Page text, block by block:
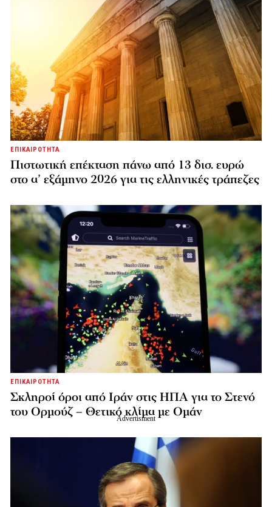
ΕΠΙΚΑΙΡΟΤΗΤΑ
Πιστωτική επέκταση πάνω από 13 δισ. ευρώ
στο α’ εξάμηνο 2026 για τις ελληνικές τράπεζες
ΕΠΙΚΑΙΡΟΤΗΤΑ
Σκληροί όροι από Ιράν στις ΗΠΑ για το Στενό
του Ορμούζ – Θετικό κλίμα με Ομάν